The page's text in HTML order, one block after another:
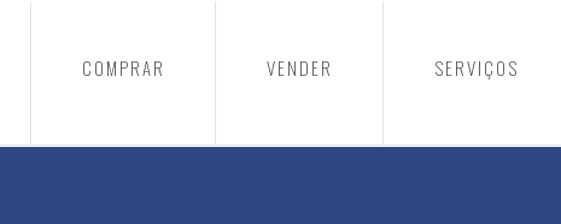
COMPRAR VENDER SERVIÇOS